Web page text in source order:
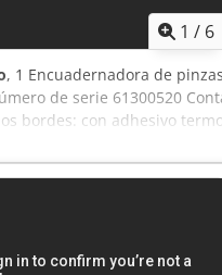
1 / 6
, 1 Encuadernadora de
de serie 61300520
bordes: con adhesivo
fresado ajustable Datos
cubierta: mín. 100 x 201
Akhok Gramaje de
máx. 650 ciclos/h
Estaríamos encantados
se puede inspeccionar.